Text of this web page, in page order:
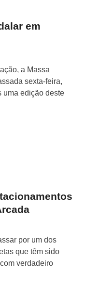
em
a Massa
sexta-feira,
uma edição deste
por um dos
que têm sido
verdadeiro